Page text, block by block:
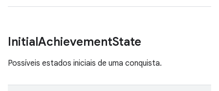
InitialAchievementState
Possíveis estados iniciais de uma conquista.